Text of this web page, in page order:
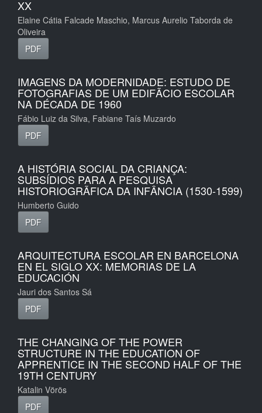
XX
Elaine Cátia Falcade Maschio, Marcus Aurelio Taborda de
Oliveira
PDF
IMAGENS DA MODERNIDADE: ESTUDO DE
FOTOGRAFIAS DE UM EDIFÃCIO ESCOLAR
NA DÉCADA DE 1960
Fábio Luiz da Silva, Fabiane Taís Muzardo
PDF
A HISTÓRIA SOCIAL DA CRIANÇA:
SUBSÍDIOS PARA A PESQUISA
HISTORIOGRÃFICA DA INFÂNCIA (1530-1599)
Humberto Guido
PDF
ARQUITECTURA ESCOLAR EN BARCELONA
EN EL SIGLO XX: MEMORIAS DE LA
EDUCACIÓN
Jauri dos Santos Sá
PDF
THE CHANGING OF THE POWER
STRUCTURE IN THE EDUCATION OF
APPRENTICE IN THE SECOND HALF OF THE
19TH CENTURY
Katalin Vörös
PDF